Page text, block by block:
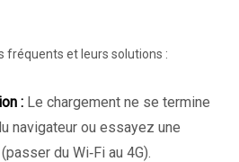
fréquents et leurs solutions :
: Le chargement ne se termine
navigateur ou essayez une
du Wi‑Fi au 4G).